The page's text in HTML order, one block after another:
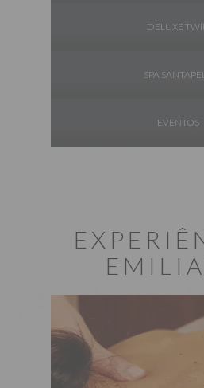
DELUXE
SPA
EVENTOS